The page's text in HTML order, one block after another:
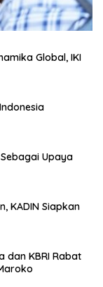
Global, IKI
Upaya
KADIN Siapkan
dan KBRI Rabat